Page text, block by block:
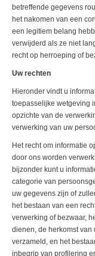
betreffende gegevens
het nakomen van een
een legitiem belang
verwijderd als ze niet
recht op herroeping of
Uw rechten
Hieronder vindt u
toepasselijke wetgeving
opzichte van de
verwerking van uw
Het recht om informatie
door ons worden
bijzonder kunt u
categorie van
uw gegevens zijn of
het bestaan van een
verwerking of bezwaar,
dienen, de herkomst
verzameld, en het
inbegrip van profilering